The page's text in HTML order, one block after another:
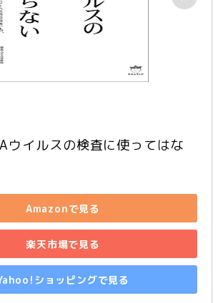
ウイルスの検査に使ってはな
Amazonで見る
楽天市場で見る
ショッピングで見る